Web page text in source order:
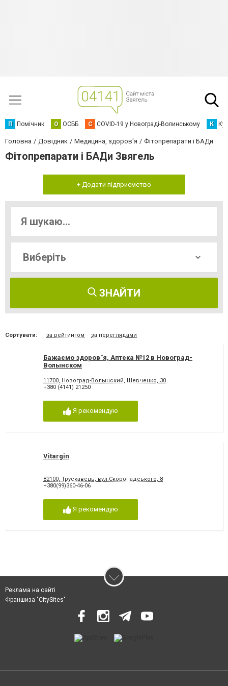
П Помічник О ОСББ C COVID-19 у Новограді-Волинському К
Головна Довідник Медицина, здоров'я Фітопрепарати і БАДи
Фітопрепарати і БАДи Звягель
+ Додати підприємство
ЗНАЙТИ
Сортувати: за рейтингом за переглядами
Бажаємо здоров"я, Аптека №12 в Новоград-
Волынском
11700, Новоград-Волынский, Шевченко, 30
+380 (4141) 21250
Я рекомендую
Vitargin
82100, Трускавець, вул.Скоропадського, 8
+380(99)360-46-06
Я рекомендую
Реклама на сайті
Франшиза "CitySites"